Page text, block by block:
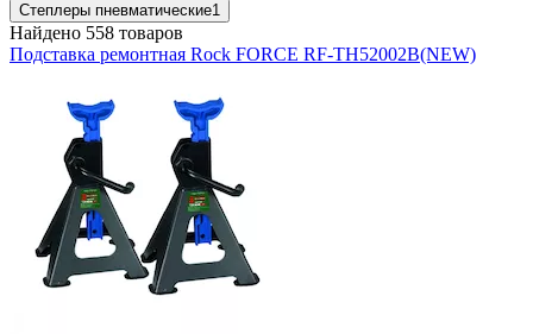
Степлеры пневматические1
Найдено 558 товаров
Подставка ремонтная Rock FORCE RF-TH52002B(NEW)